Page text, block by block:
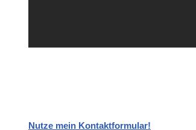
Nutze mein Kontaktformular!